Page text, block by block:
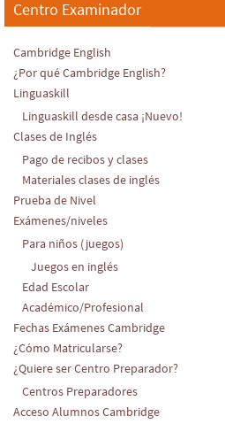
Centro Examinador
Cambridge English
¿Por qué Cambridge English?
Linguaskill
Linguaskill desde casa ¡Nuevo!
Clases de Inglés
Pago de recibos y clases
Materiales clases de inglés
Prueba de Nivel
Exámenes/niveles
Para niños (juegos)
Juegos en inglés
Edad Escolar
Académico/Profesional
Fechas Exámenes Cambridge
¿Cómo Matricularse?
¿Quiere ser Centro Preparador?
Centros Preparadores
Acceso Alumnos Cambridge